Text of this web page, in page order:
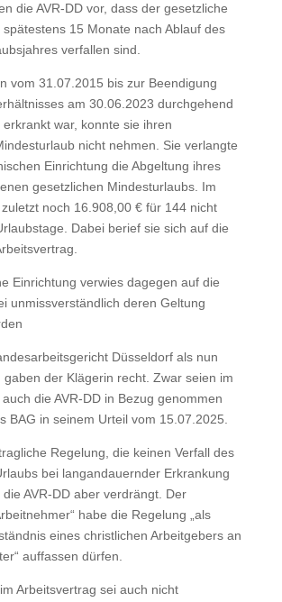
die AVR-DD vor, dass der gesetzliche
15 Monate nach Ablauf des
verfallen sind.
vom 31.07.2015 bis zur Beendigung
am 30.06.2023 durchgehend
war, konnte sie ihren
nicht nehmen. Sie verlangte
Einrichtung die Abgeltung ihres
gesetzlichen Mindesturlaubs. Im
noch 16.908,00 € für 144 nicht
Dabei berief sie sich auf die
Einrichtung verwies dagegen auf die
unmissverständlich deren Geltung
Düsseldorf als nun
gaben der Klägerin recht. Zwar seien im
die AVR-DD in Bezug genommen
BAG in seinem Urteil vom 15.07.2025.
Regelung, die keinen Verfall des
bei langandauernder Erkrankung
AVR-DD aber verdrängt. Der
habe die Regelung „als
eines christlichen Arbeitgebers an
auffassen dürfen.
Arbeitsvertrag sei auch nicht